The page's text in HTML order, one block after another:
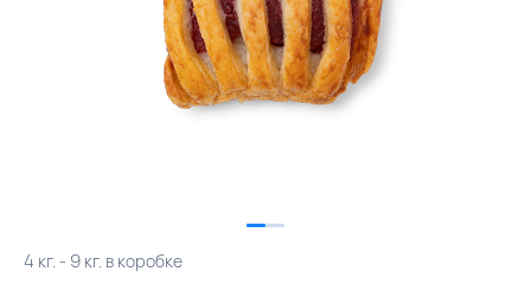
4 кг. - 9 кг. в коробке